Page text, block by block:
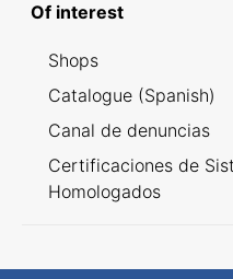
Of interest
Shops
Catalogue (Spanish)
Canal de denuncias
Certificaciones de
Homologados